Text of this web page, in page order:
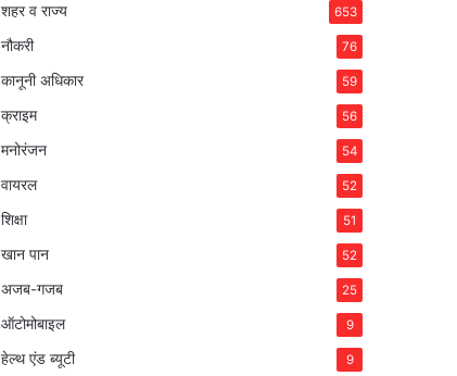
शहर व राज्य 653
नौकरी 76
कानूनी अधिकार 59
क्राइम 56
मनोरंजन 54
वायरल 52
शिक्षा 51
खान पान 52
अजब-गजब 25
ऑटोमोबाइल 9
हेल्थ एंड ब्यूटी 9